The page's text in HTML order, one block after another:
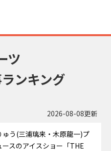
ツ
ンキング
2026-08-08更新
ゅう(三浦璃来・木原龍一)プ
ースのアイスショー「THE